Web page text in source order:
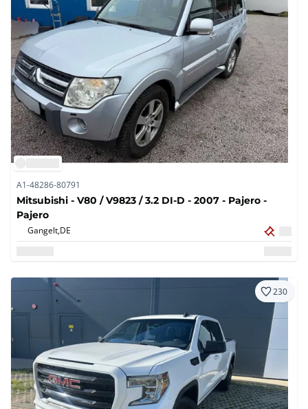
A1-48286-80791
Mitsubishi - V80 / V9823 / 3.2 DI-D - 2007 - Pajero -
Pajero
Gangelt,DE
230